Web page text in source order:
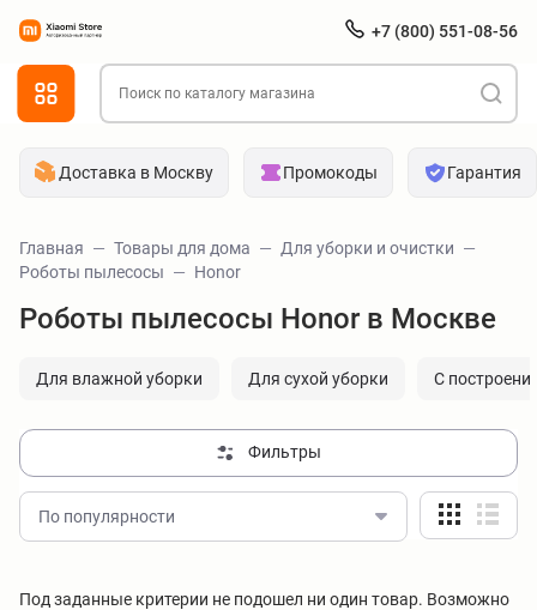
+7 (800) 551-08-56
Доставка в Москву Промокоды Гарантия
Главная Товары для дома
Для уборки и очистки
Роботы пылесосы
Honor
Роботы пылесосы Honor в Москве
Для влажной уборки Для сухой уборки С
Фильтры
По популярности
Под заданные критерии не подошел ни один товар. Возможно